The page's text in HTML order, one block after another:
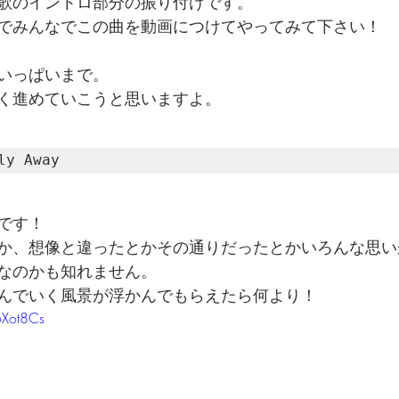
みんなでこの曲を動画につけてやってみて下さい！
っぱいまで。
進めていこうと思いますよ。
Away
す！
、想像と違ったとかその通りだったとかいろんな思
のかも知れません。
でいく風景が浮かんでもらえたら何より！